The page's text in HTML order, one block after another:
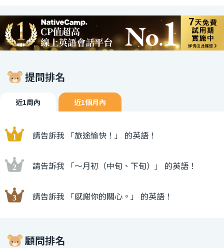
提問排名
近1周內 近1個月內
請告訴我 「旅途愉快！」 的英語！
請告訴我 「〜月初（中旬、下旬）」 的英語！
請告訴我 「感謝你的關心。」 的英語！
顧問排名